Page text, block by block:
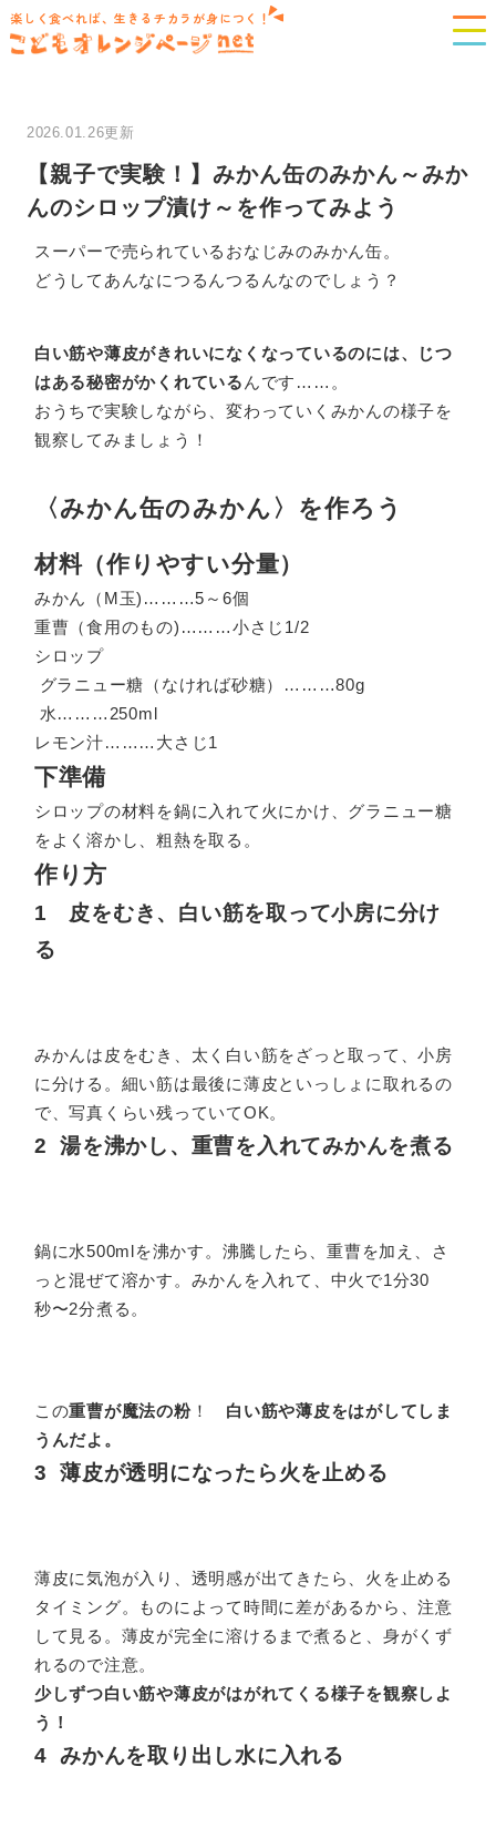
楽しく食べれば、生きるチカラが身につく！
2026.01.26更新
【親子で実験！】みかん缶のみかん～みか
んのシロップ漬け～を作ってみよう
スーパーで売られているおなじみのみかん缶。
どうしてあんなにつるんつるんなのでしょう？
白い筋や薄皮がきれいになくなっているのには、じつ
はある秘密がかくれている んです……。
おうちで実験しながら、変わっていくみかんの様子を
観察してみましょう！
〈みかん缶のみかん〉を作ろう
材料（作りやすい分量）
みかん（M玉)………5～6個
重曹（食用のもの)………小さじ1/2
シロップ
グラニュー糖（なければ砂糖）………80g
水………250ml
レモン汁………大さじ1
下準備
シロップの材料を鍋に入れて火にかけ、グラニュー糖
をよく溶かし、粗熱を取る。
作り方
1 皮をむき、白い筋を取って小房に分け
る
みかんは皮をむき、太く白い筋をざっと取って、小房
に分ける。細い筋は最後に薄皮といっしょに取れるの
で、写真くらい残っていてOK。
2 湯を沸かし、重曹を入れてみかんを煮る
鍋に水500mlを沸かす。沸騰したら、重曹を加え、さ
っと混ぜて溶かす。みかんを入れて、中火で1分30
秒〜2分煮る。
この重曹が魔法の粉！ 白い筋や薄皮をはがしてしま
うんだよ。
3 薄皮が透明になったら火を止める
薄皮に気泡が入り、透明感が出てきたら、火を止める
タイミング。ものによって時間に差があるから、注意
して見る。薄皮が完全に溶けるまで煮ると、身がくず
れるので注意。
少しずつ白い筋や薄皮がはがれてくる様子を観察しよ
う！
4 みかんを取り出し水に入れる